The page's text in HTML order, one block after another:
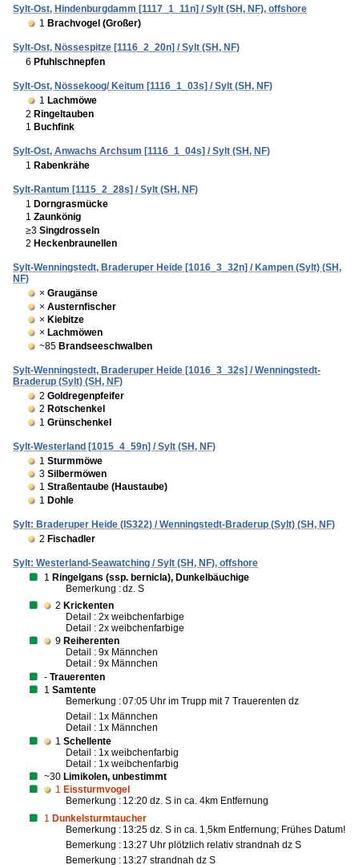
Sylt-Ost, Hindenburgdamm [1117_1_11n] / Sylt (SH, NF), offshore
1 Brachvogel (Großer)
Sylt-Ost, Nössespitze [1116_2_20n] / Sylt (SH, NF)
6 Pfuhlschnepfen
Sylt-Ost, Nössekoog/ Keitum [1116_1_03s] / Sylt (SH, NF)
1 Lachmöwe
2 Ringeltauben
1 Buchfink
Sylt-Ost, Anwachs Archsum [1116_1_04s] / Sylt (SH, NF)
1 Rabenkrähe
Sylt-Rantum [1115_2_28s] / Sylt (SH, NF)
1 Dorngrasmücke
1 Zaunkönig
≥3 Singdrosseln
2 Heckenbraunellen
Sylt-Wenningstedt, Braderuper Heide [1016_3_32n] / Kampen (Sylt) (SH,
NF)
× Graugänse
× Austernfischer
× Kiebitze
× Lachmöwen
~85 Brandseeschwalben
Sylt-Wenningstedt, Braderuper Heide [1016_3_32s] / Wenningstedt-
Braderup (Sylt) (SH, NF)
2 Goldregenpfeifer
2 Rotschenkel
1 Grünschenkel
Sylt-Westerland [1015_4_59n] / Sylt (SH, NF)
1 Sturmmöwe
3 Silbermöwen
1 Straßentaube (Haustaube)
1 Dohle
Sylt: Braderuper Heide (IS322) / Wenningstedt-Braderup (Sylt) (SH, NF)
2 Fischadler
Sylt: Westerland-Seawatching / Sylt (SH, NF), offshore
1 Ringelgans (ssp. bernicla), Dunkelbäuchige
Bemerkung :dz. S
2 Krickenten
Detail : 2x weibchenfarbige
Detail : 2x weibchenfarbige
9 Reiherenten
Detail : 9x Männchen
Detail : 9x Männchen
- Trauerenten
1 Samtente
Bemerkung :07:05 Uhr im Trupp mit 7 Trauerenten dz
Detail : 1x Männchen
Detail : 1x Männchen
1 Schellente
Detail : 1x weibchenfarbig
Detail : 1x weibchenfarbig
~30 Limikolen, unbestimmt
1 Eissturmvogel
Bemerkung : 12:20 dz. S in ca. 4km Entfernung
1 Dunkelsturmtaucher
Bemerkung : 13:25 dz. S in ca. 1,5km Entfernung; Frühes Datum!
Bemerkung : 13:27 Uhr plötzlich relativ strandnah dz S
Bemerkung : 13:27 strandnah dz S